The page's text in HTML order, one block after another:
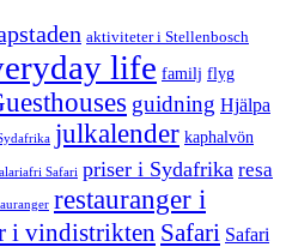
aktiviteter i Stellenbosch
life familj flyg
guidning Hjälpa
julkalender kaphalvön
Safari priser i Sydafrika resa
restauranger i
i vindistrikten Safari Safari